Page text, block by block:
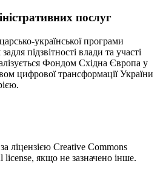
послуг
української програми
підзвітності влади та участі
Фондом Східна Європа у
цифрової трансформації України
ліцензією Creative Commons
якщо не зазначено інше.